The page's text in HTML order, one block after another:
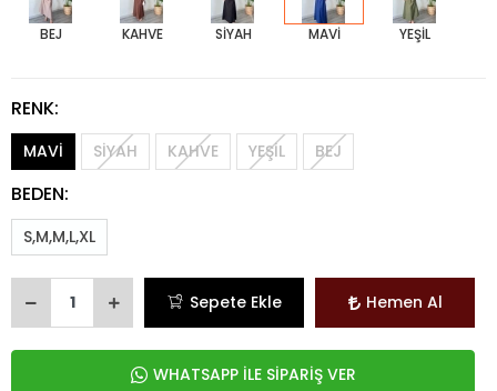
BEJ KAHVE SİYAH MAVİ YEŞİL
RENK:
MAVİ SİYAH KAHVE YEŞİL BEJ
BEDEN:
S,M,M,L,XL
Sepete Ekle Hemen Al
WHATSAPP İLE SİPARİŞ VER